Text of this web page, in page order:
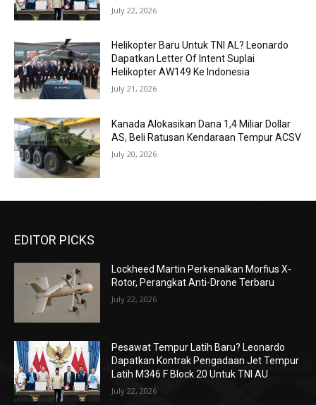
July 22, 2026
Helikopter Baru Untuk TNI AL? Leonardo
Dapatkan Letter Of Intent Suplai
Helikopter AW149 Ke Indonesia
July 21, 2026
Kanada Alokasikan Dana 1,4 Miliar Dollar
AS, Beli Ratusan Kendaraan Tempur ACSV
July 20, 2026
EDITOR PICKS
Lockheed Martin Perkenalkan Morfius X-
Rotor, Perangkat Anti-Drone Terbaru
July 22, 2026
Pesawat Tempur Latih Baru? Leonardo
Dapatkan Kontrak Pengadaan Jet Tempur
Latih M346 F Block 20 Untuk TNI AU
July 22, 2026